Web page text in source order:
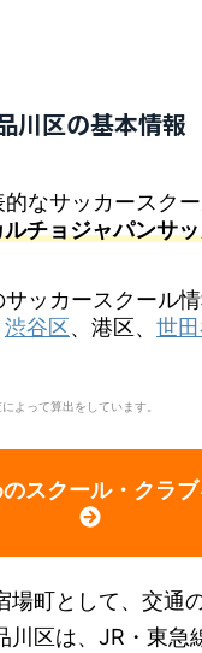
川区の基本情報
なサッカースクー
チョジャパンサ
ッカースクール
渋谷区、港区、 世
よって算出をしています。
スクール・クラ
場町として、交通
川区は、JR・東急